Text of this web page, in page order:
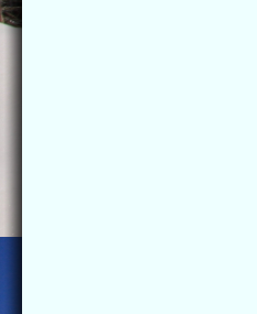
2017
2019
2017